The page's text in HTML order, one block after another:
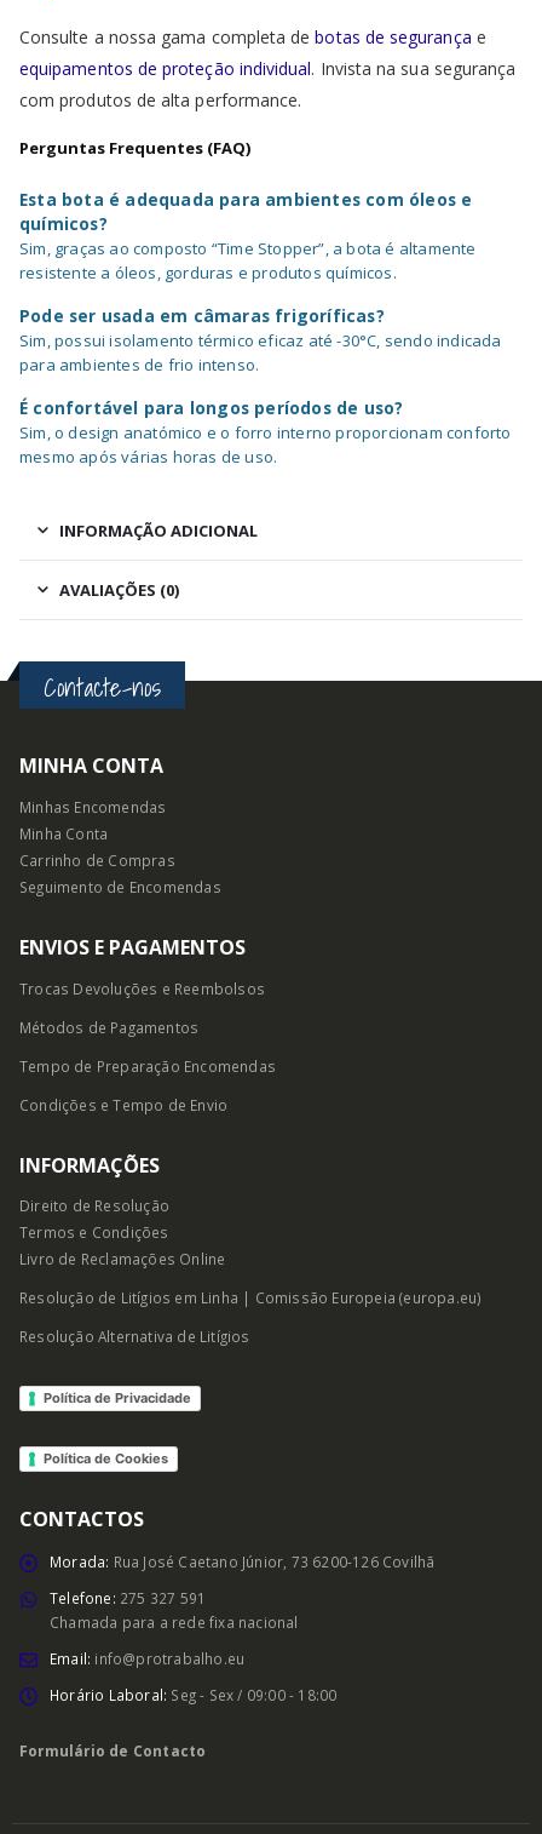
Consulte a nossa gama completa debotas de segurança e
equipamentos de proteção individual. Invista na sua segurança
com produtos de alta performance.
Perguntas Frequentes (FAQ)
Esta bota é adequada para ambientes com óleos e
químicos?
Sim, graças ao composto “Time Stopper”, a bota é altamente
resistente a óleos, gorduras e produtos químicos.
Pode ser usada em câmaras frigoríficas?
Sim, possui isolamento térmico eficaz até -30°C, sendo indicada
para ambientes de frio intenso.
É confortável para longos períodos de uso?
Sim, o design anatómico e o forro interno proporcionam conforto
mesmo após várias horas de uso.
INFORMAÇÃO ADICIONAL
AVALIAÇÕES (0)
Contacte-nos
MINHA CONTA
Minhas Encomendas
Minha Conta
Carrinho de Compras
Seguimento de Encomendas
ENVIOS E PAGAMENTOS
Trocas Devoluções e Reembolsos
Métodos de Pagamentos
Tempo de Preparação Encomendas
Condições e Tempo de Envio
INFORMAÇÕES
Direito de Resolução
Termos e Condições
Livro de Reclamações Online
Resolução de Litígios em Linha | Comissão Europeia (europa.eu)
Resolução Alternativa de Litígios
Política de Privacidade
Política de Cookies
CONTACTOS
Morada: Rua José Caetano Júnior, 73 6200-126 Covilhã
Telefone: 275 327 591
Chamada para a rede fixa nacional
Email: info@protrabalho.eu
Horário Laboral: Seg - Sex / 09:00 - 18:00
Formulário de Contacto